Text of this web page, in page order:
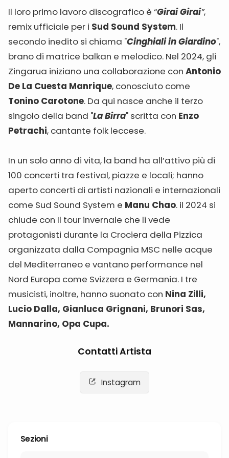
Il loro primo lavoro discografico è “Girai Girai”,
remix ufficiale per i Sud Sound System. Il
secondo inedito si chiama "Cinghiali in Giardino",
brano di matrice balkan e melodico. Nel 2024, gli
Zingarua iniziano una collaborazione con Antonio
De La Cuesta Manrique, conosciuto come
Tonino Carotone. Da qui nasce anche il terzo
singolo della band "La Birra" scritta con Enzo
Petrachi, cantante folk leccese.
In un solo anno di vita, la band ha all’attivo più di
100 concerti tra festival, piazze e locali; hanno
aperto concerti di artisti nazionali e internazionali
come Sud Sound System e Manu Chao. il 2024 si
chiude con Il tour invernale che li vede
protagonisti durante la Crociera della Pizzica
organizzata dalla Compagnia MSC nelle acque
del Mediterraneo e vantano performance nel
Nord Europa come Svizzera e Germania. I tre
musicisti, inoltre, hanno suonato con Nina Zilli,
Lucio Dalla, Gianluca Grignani, Brunori Sas,
Mannarino, Opa Cupa.
Contatti Artista
Instagram
Sezioni